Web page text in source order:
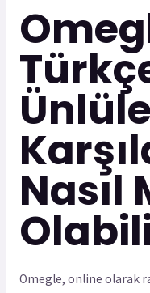
Nasıl
Omegle, online olarak